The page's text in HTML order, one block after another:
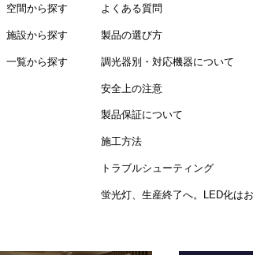
空間から探す
施設から探す
一覧から探す
よくある質問
製品の選び方
調光器別・対応機器について
安全上の注意
製品保証について
施工方法
トラブルシューティング
蛍光灯、生産終了へ。LED化は